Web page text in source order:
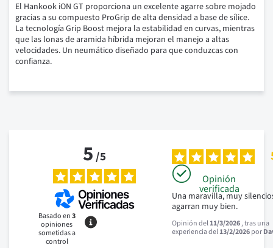
El Hankook iON GT proporciona un excelente agarre sobre mojado
gracias a su compuesto ProGrip de alta densidad a base de sílice.
La tecnología Grip Boost mejora la estabilidad en curvas, mientras
que las lonas de aramida híbrida mejoran el manejo a altas
velocidades. Un neumático diseñado para que conduzcas con
confianza.
5/5
Basado en3
opiniones
sometidas a
control
Opinión
verificada
Una maravilla, muy
agarran muy bien.
Opinión del11/3/2026, tras una
experiencia del13/2/2026por